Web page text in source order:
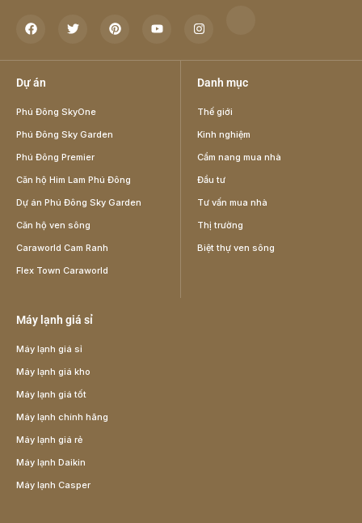
Dự án
Phú Đông SkyOne
Phú Đông Sky Garden
Phú Đông Premier
Căn hộ Him Lam Phú Đông
Dự án Phú Đông Sky Garden
Căn hộ ven sông
Caraworld Cam Ranh
Flex Town Caraworld
Danh mục
Thế giới
Kinh nghiệm
Cẩm nang mua nhà
Đầu tư
Tư vấn mua nhà
Thị trường
Biệt thự ven sông
Máy lạnh giá sỉ
Máy lạnh giá sỉ
Máy lạnh giá kho
Máy lạnh giá tốt
Máy lạnh chính hãng
Máy lạnh giá rẻ
Máy lạnh Daikin
Máy lạnh Casper